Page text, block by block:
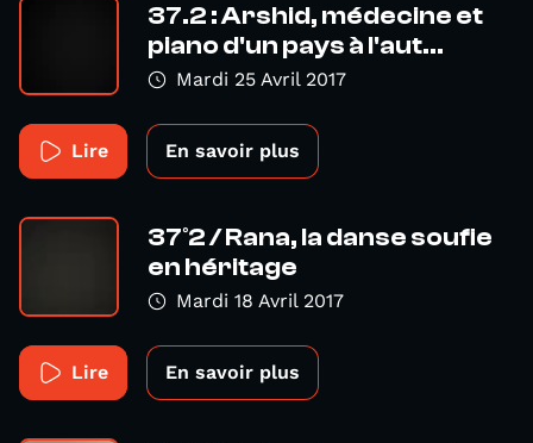
37.2 : Arshid, médecine et
piano d'un pays à l'aut...
Mardi 25 Avril 2017
Lire En savoir plus
37°2 / Rana, la danse soufie
en héritage
Mardi 18 Avril 2017
Lire En savoir plus